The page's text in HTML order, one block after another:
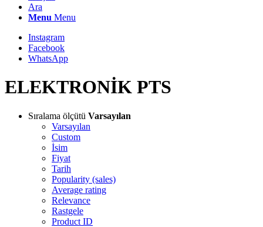
Ara
Menu Menu
Instagram
Facebook
WhatsApp
ELEKTRONİK PTS
Sıralama ölçütü Varsayılan
Varsayılan
Custom
İsim
Fiyat
Tarih
Popularity (sales)
Average rating
Relevance
Rastgele
Product ID